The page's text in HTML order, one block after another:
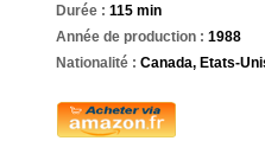
Durée : 115 min
Année de production : 1988
Nationalité : Canada, Etats-